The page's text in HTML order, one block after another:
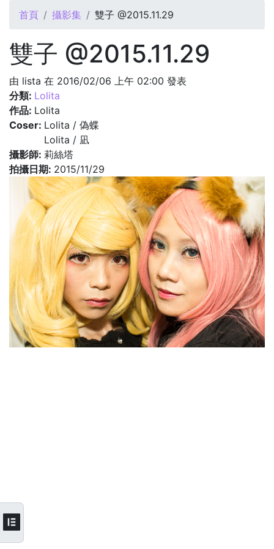
您在這裡
首頁 攝影集 雙子 @2015.11.29
雙子 @2015.11.29
由 lista 在 2016/02/06 上午 02:00 發表
分類: Lolita
作品: Lolita
Coser: Lolita / 偽蝶
Lolita / 凪
攝影師: 莉絲塔
拍攝日期: 2015/11/29